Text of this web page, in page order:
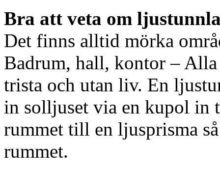
Bra att veta om
Det finns alltid mörka
Badrum, hall, kontor – Alla
trista och utan liv. En
in solljuset via en kupol in
rummet till en ljusprisma
rummet.